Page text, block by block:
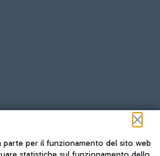
e approfitta della vicinanza
più facile spostarsi
parte per il funzionamento del sito web